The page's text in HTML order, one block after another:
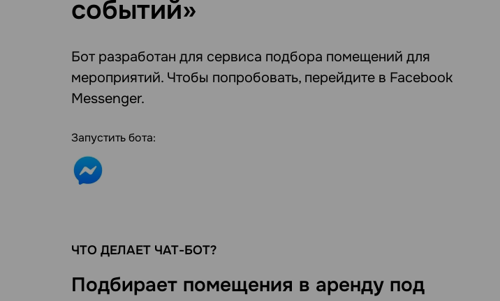
событий»
Бот разработан для сервиса подбора помещений для
мероприятий. Чтобы попробовать, перейдите в Facebook
Messenger.
Запустить бота:
ЧТО ДЕЛАЕТ ЧАТ-БОТ?
Подбирает помещения в аренду под